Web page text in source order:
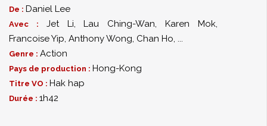
De : Daniel Lee
Avec : Jet Li,Lau Ching-Wan,Karen Mok,
Francoise Yip, Anthony Wong, Chan Ho, ...
Genre : Action
Pays de production : Hong-Kong
Titre VO : Hak hap
Durée : 1h42